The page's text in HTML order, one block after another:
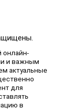
онлайн-
и важным
актуальные
для
в